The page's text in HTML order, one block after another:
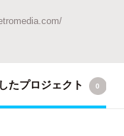
たプロジェクト 0